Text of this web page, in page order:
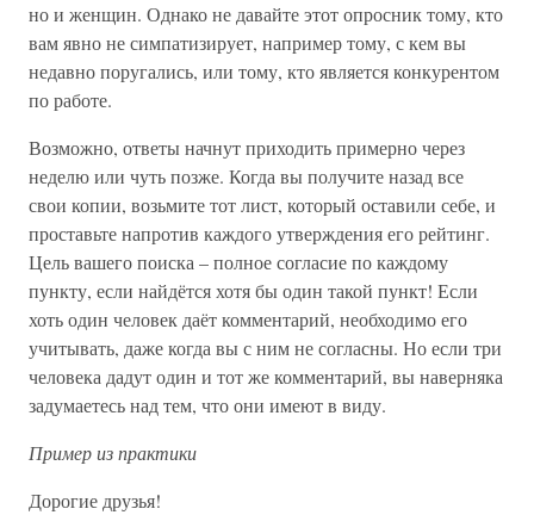
но и женщин. Однако не давайте этот опросник тому, кто
вам явно не симпатизирует, например тому, с кем вы
недавно поругались, или тому, кто является конкурентом
по работе.
Возможно, ответы начнут приходить примерно через
неделю или чуть позже. Когда вы получите назад все
свои копии, возьмите тот лист, который оставили себе, и
проставьте напротив каждого утверждения его рейтинг.
Цель вашего поиска – полное согласие по каждому
пункту, если найдётся хотя бы один такой пункт! Если
хоть один человек даёт комментарий, необходимо его
учитывать, даже когда вы с ним не согласны. Но если три
человека дадут один и тот же комментарий, вы наверняка
задумаетесь над тем, что они имеют в виду.
Пример из практики
Дорогие друзья!